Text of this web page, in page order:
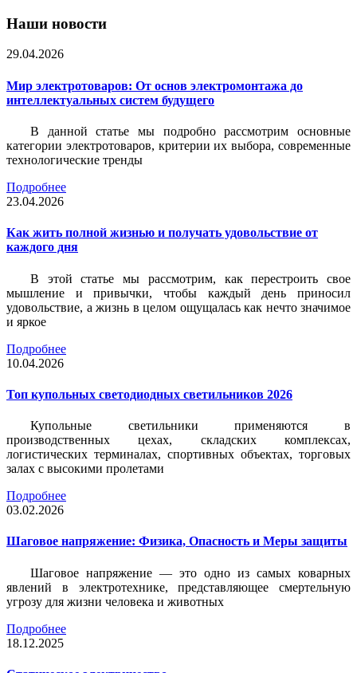
Наши новости
29.04.2026
Мир электротоваров: От основ электромонтажа до
интеллектуальных систем будущего
В данной статье мы подробно рассмотрим основные
категории электротоваров, критерии их выбора, современные
технологические тренды
Подробнее
23.04.2026
Как жить полной жизнью и получать удовольствие от
каждого дня
В этой статье мы рассмотрим, как перестроить свое
мышление и привычки, чтобы каждый день приносил
удовольствие, а жизнь в целом ощущалась как нечто значимое
и яркое
Подробнее
10.04.2026
Топ купольных светодиодных светильников 2026
Купольные светильники применяются в
производственных цехах, складских комплексах,
логистических терминалах, спортивных объектах, торговых
залах с высокими пролетами
Подробнее
03.02.2026
Шаговое напряжение: Физика, Опасность и Меры защиты
Шаговое напряжение — это одно из самых коварных
явлений в электротехнике, представляющее смертельную
угрозу для жизни человека и животных
Подробнее
18.12.2025